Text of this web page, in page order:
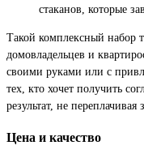
стаканов, которые
Такой комплексный набор
домовладельцев и
своими руками или с
тех, кто хочет получить
результат, не
Цена и качество